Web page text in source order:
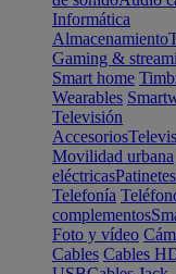
Informática
Almacenamiento
Gaming &
Smart home
Wearables
Televisión
Accesorios
Movilidad urbana
eléctricas
Telefonía
complementos
Foto y vídeo
Cables Cables